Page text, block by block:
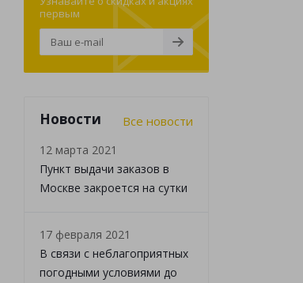
первым
Новости Все новости
12 марта 2021
Пункт выдачи заказов в
Москве закроется на сутки
17 февраля 2021
В связи с неблагоприятных
погодными условиями до